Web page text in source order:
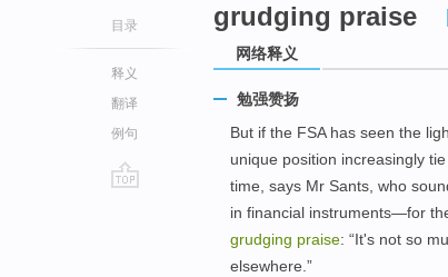
目录
释义
翻译
例句
grudging praise
网络释义
勉强赞扬
But if the FSA has seen the
unique position increasingly
time, says Mr Sants, who
in financial instruments—for
grudging praise: “It's not so
elsewhere.”